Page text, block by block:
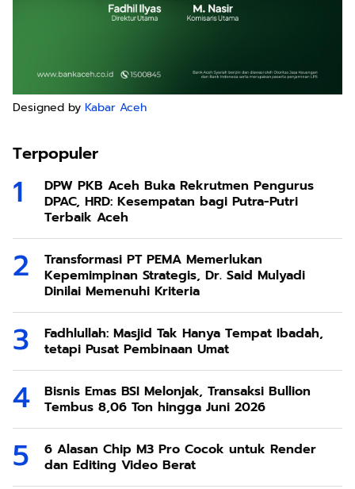
Designed by Kabar Aceh
Terpopuler
DPW PKB Aceh Buka Rekrutmen Pengurus
DPAC, HRD: Kesempatan bagi Putra-Putri
Terbaik Aceh
Transformasi PT PEMA Memerlukan
Kepemimpinan Strategis, Dr. Said Mulyadi
Dinilai Memenuhi Kriteria
Fadhlullah: Masjid Tak Hanya Tempat Ibadah,
tetapi Pusat Pembinaan Umat
Bisnis Emas BSI Melonjak, Transaksi Bullion
Tembus 8,06 Ton hingga Juni 2026
6 Alasan Chip M3 Pro Cocok untuk Render
dan Editing Video Berat